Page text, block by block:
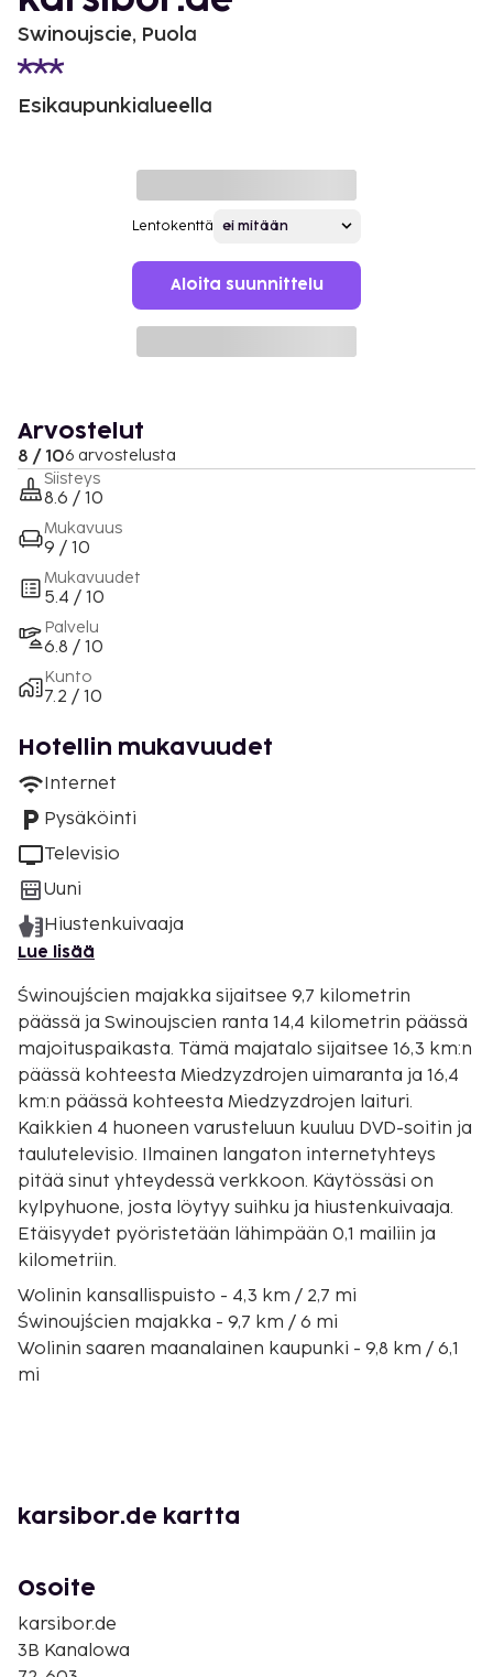
Swinoujscie, Puola
Esikaupunkialueella
Lentokenttä
Aloita suunnittelu
Arvostelut
8 / 106 arvostelusta
Siisteys
8.6 / 10
Mukavuus
9 / 10
Mukavuudet
5.4 / 10
Palvelu
6.8 / 10
Kunto
7.2 / 10
Hotellin mukavuudet
Internet
Pysäköinti
Televisio
Uuni
Hiustenkuivaaja
Lue lisää
Świnoujścien majakka sijaitsee 9,7 kilometrin
päässä ja Swinoujscien ranta 14,4 kilometrin päässä
majoituspaikasta. Tämä majatalo sijaitsee 16,3 km:n
päässä kohteesta Miedzyzdrojen uimaranta ja 16,4
km:n päässä kohteesta Miedzyzdrojen laituri.
Kaikkien 4 huoneen varusteluun kuuluu DVD-soitin ja
taulutelevisio. Ilmainen langaton internetyhteys
pitää sinut yhteydessä verkkoon. Käytössäsi on
kylpyhuone, josta löytyy suihku ja hiustenkuivaaja.
Etäisyydet pyöristetään lähimpään 0,1 mailiin ja
kilometriin.
Wolinin kansallispuisto - 4,3 km / 2,7 mi
Świnoujścien majakka - 9,7 km / 6 mi
Wolinin saaren maanalainen kaupunki - 9,8 km / 6,1
mi
Kristuksen kirkko - 12,6 km / 7,8 mi
Park Zdrojowy - 13,2 km / 8,2 mi
Baltic Park Molo Vesipuisto - 13,9 km / 8,7 mi
Zdrowian promenadi - 14 km / 8,7 mi
Leijalautailumatkat - 14 km / 8,7 mi
karsibor.de kartta
Osoite
karsibor.de
3B Kanalowa